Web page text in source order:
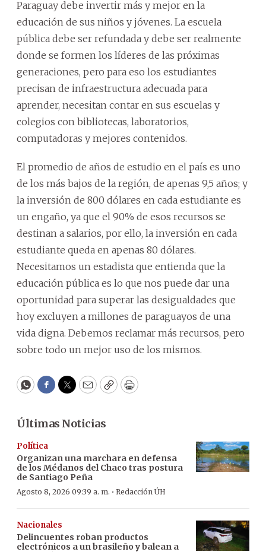
Paraguay debe invertir más y mejor en la
educación de sus niños y jóvenes. La escuela
pública debe ser refundada y debe ser realmente
donde se formen los líderes de las próximas
generaciones, pero para eso los estudiantes
precisan de infraestructura adecuada para
aprender, necesitan contar en sus escuelas y
colegios con bibliotecas, laboratorios,
computadoras y mejores contenidos.
El promedio de años de estudio en el país es uno
de los más bajos de la región, de apenas 9,5 años; y
la inversión de 800 dólares en cada estudiante es
un engaño, ya que el 90% de esos recursos se
destinan a salarios, por ello, la inversión en cada
estudiante queda en apenas 80 dólares.
Necesitamos un estadista que entienda que la
educación pública es lo que nos puede dar una
oportunidad para superar las desigualdades que
hoy excluyen a millones de paraguayos de una
vida digna. Debemos reclamar más recursos, pero
sobre todo un mejor uso de los mismos.
WhatsApp
Facebook
Twitter
EmailCopyPrint
Últimas Noticias
Política
Organizan una marchara en defensa
de los Médanos del Chaco tras postura
de Santiago Peña
Agosto 8, 2026 09:39 a. m. · Redacción ÚH
Nacionales
Delincuentes roban productos
electrónicos a un brasileño y balean a